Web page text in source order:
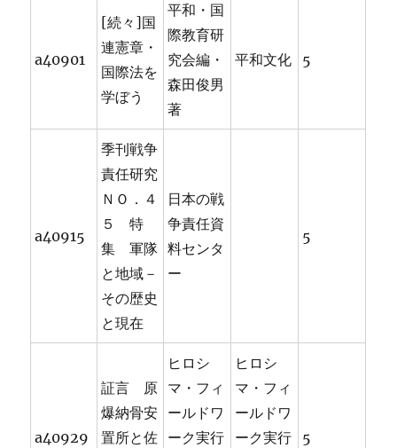
a40901
[続々]国
連憲章・
国際法を
学ぼう
平和・国
際教育研
究会編・
森田俊男
著
平和文化 5
a40915
季刊戦争
責任研究
ＮＯ．４
５ 特
集 軍隊
と地域－
その歴史
と現在
日本の戦
争責任資
料センタ
ー
5
a40929
証言 原
爆納骨安
置所と佐
ヒロシ
マ・フィ
ールドワ
ーク実行
ヒロシ
マ・フィ
ールドワ
ーク実行
5